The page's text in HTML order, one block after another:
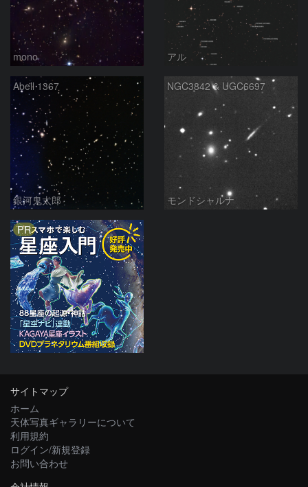
mono アル
Abell 1367
銀河鬼太郎
NGC3842 & UGC6697
モンドシャルナ
PR
サイトマップ
ホーム
天体写真ギャラリーについて
利用規約
ログイン/新規登録
お問い合わせ